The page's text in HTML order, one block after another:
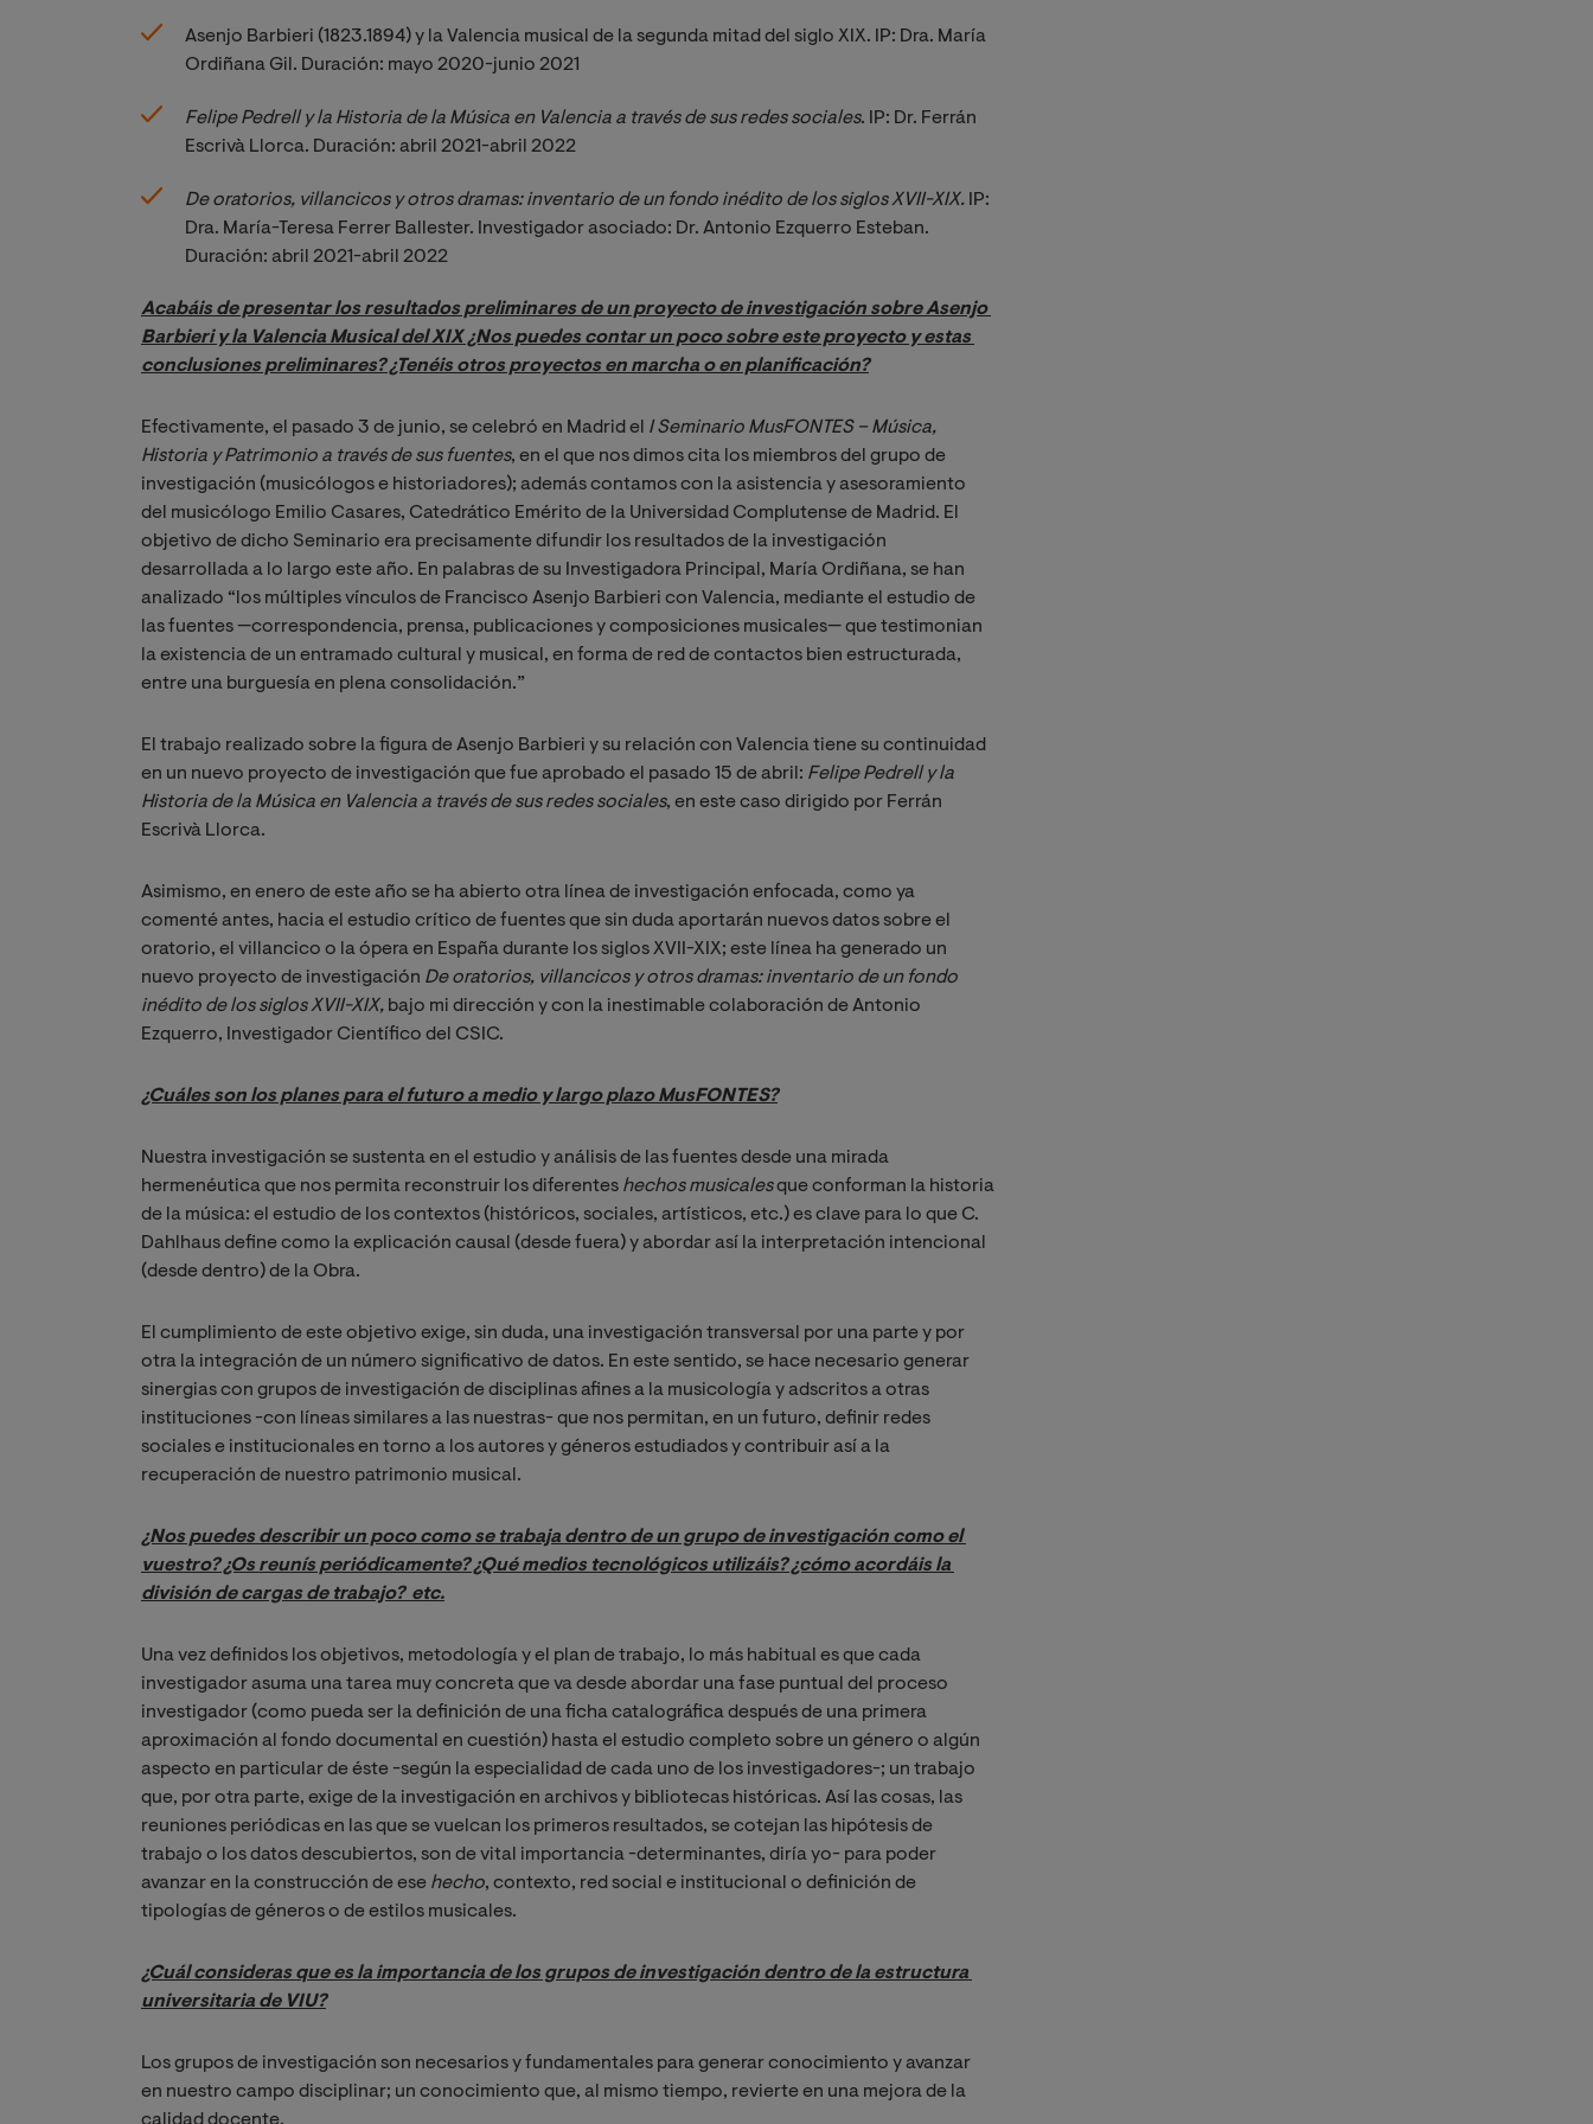
Asenjo Barbieri (1823.1894) y la Valencia musical de la segunda mitad del siglo XIX. IP: Dra. María
Ordiñana Gil. Duración: mayo 2020-junio 2021
Felipe Pedrell y la Historia de la Música en Valencia a través de sus redes sociales. IP: Dr. Ferrán
Escrivà Llorca. Duración: abril 2021-abril 2022
De oratorios, villancicos y otros dramas: inventario de un fondo inédito de los siglos XVII-XIX. IP:
Dra. María-Teresa Ferrer Ballester. Investigador asociado: Dr. Antonio Ezquerro Esteban.
Duración: abril 2021-abril 2022
Acabáis de presentar los resultados preliminares de un proyecto de investigación sobre Asenjo
Barbieri y la Valencia Musical del XIX ¿Nos puedes contar un poco sobre este proyecto y estas
conclusiones preliminares? ¿Tenéis otros proyectos en marcha o en planificación?
Efectivamente, el pasado 3 de junio, se celebró en Madrid el I Seminario MusFONTES – Música,
Historia y Patrimonio a través de sus fuentes, en el que nos dimos cita los miembros del grupo de
investigación (musicólogos e historiadores); además contamos con la asistencia y asesoramiento
del musicólogo Emilio Casares, Catedrático Emérito de la Universidad Complutense de Madrid. El
objetivo de dicho Seminario era precisamente difundir los resultados de la investigación
desarrollada a lo largo este año. En palabras de su Investigadora Principal, María Ordiñana, se han
analizado “los múltiples vínculos de Francisco Asenjo Barbieri con Valencia, mediante el estudio de
las fuentes —correspondencia, prensa, publicaciones y composiciones musicales— que testimonian
la existencia de un entramado cultural y musical, en forma de red de contactos bien estructurada,
entre una burguesía en plena consolidación.”
El trabajo realizado sobre la figura de Asenjo Barbieri y su relación con Valencia tiene su continuidad
en un nuevo proyecto de investigación que fue aprobado el pasado 15 de abril: Felipe Pedrell y la
Historia de la Música en Valencia a través de sus redes sociales, en este caso dirigido por Ferrán
Escrivà Llorca.
Asimismo, en enero de este año se ha abierto otra línea de investigación enfocada, como ya
comenté antes, hacia el estudio crítico de fuentes que sin duda aportarán nuevos datos sobre el
oratorio, el villancico o la ópera en España durante los siglos XVII-XIX; este línea ha generado un
nuevo proyecto de investigación De oratorios, villancicos y otros dramas: inventario de un fondo
inédito de los siglos XVII-XIX, bajo mi dirección y con la inestimable colaboración de Antonio
Ezquerro, Investigador Científico del CSIC.
¿Cuáles son los planes para el futuro a medio y largo plazo MusFONTES?
Nuestra investigación se sustenta en el estudio y análisis de las fuentes desde una mirada
hermenéutica que nos permita reconstruir los diferentes hechos musicalesque conforman la historia
de la música: el estudio de los contextos (históricos, sociales, artísticos, etc.) es clave para lo que C.
Dahlhaus define como la explicación causal (desde fuera) y abordar así la interpretación intencional
(desde dentro) de la Obra.
El cumplimiento de este objetivo exige, sin duda, una investigación transversal por una parte y por
otra la integración de un número significativo de datos. En este sentido, se hace necesario generar
sinergias con grupos de investigación de disciplinas afines a la musicología y adscritos a otras
instituciones -con líneas similares a las nuestras- que nos permitan, en un futuro, definir redes
sociales e institucionales en torno a los autores y géneros estudiados y contribuir así a la
recuperación de nuestro patrimonio musical.
¿Nos puedes describir un poco como se trabaja dentro de un grupo de investigación como el
vuestro? ¿Os reunís periódicamente? ¿Qué medios tecnológicos utilizáis? ¿cómo acordáis la
división de cargas de trabajo?  etc.
Una vez definidos los objetivos, metodología y el plan de trabajo, lo más habitual es que cada
investigador asuma una tarea muy concreta que va desde abordar una fase puntual del proceso
investigador (como pueda ser la definición de una ficha catalográfica después de una primera
aproximación al fondo documental en cuestión) hasta el estudio completo sobre un género o algún
aspecto en particular de éste -según la especialidad de cada uno de los investigadores-; un trabajo
que, por otra parte, exige de la investigación en archivos y bibliotecas históricas. Así las cosas, las
reuniones periódicas en las que se vuelcan los primeros resultados, se cotejan las hipótesis de
trabajo o los datos descubiertos, son de vital importancia -determinantes, diría yo- para poder
avanzar en la construcción de ese hecho, contexto, red social e institucional o definición de
tipologías de géneros o de estilos musicales.
¿Cuál consideras que es la importancia de los grupos de investigación dentro de la estructura
universitaria de VIU?
Los grupos de investigación son necesarios y fundamentales para generar conocimiento y avanzar
en nuestro campo disciplinar; un conocimiento que, al mismo tiempo, revierte en una mejora de la